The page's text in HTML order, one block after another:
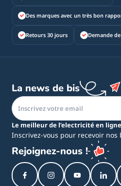
Des marques avec un très bon
Retours 30 jours Demande
La news de bis
Le meilleur de l’electricité en
Inscrivez-vous pour recevoir nos
Rejoignez-nous !